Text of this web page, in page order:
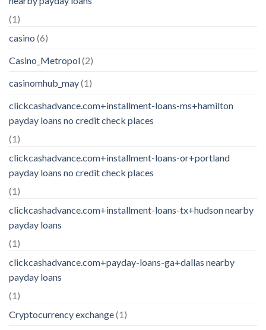
(1)
casino (6)
Casino_Metropol(2)
casinomhub_may(1)
clickcashadvance.com+installment-loans-ms+hamilton
payday loans no credit check places
(1)
clickcashadvance.com+installment-loans-or+portland
payday loans no credit check places
(1)
clickcashadvance.com+installment-loans-tx+hudson nearby
payday loans
(1)
clickcashadvance.com+payday-loans-ga+dallas nearby
payday loans
(1)
Cryptocurrency exchange(1)